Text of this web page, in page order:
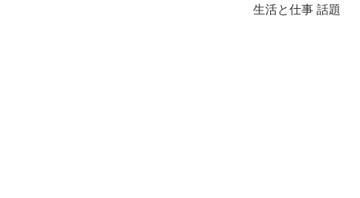
生活と仕事 話題